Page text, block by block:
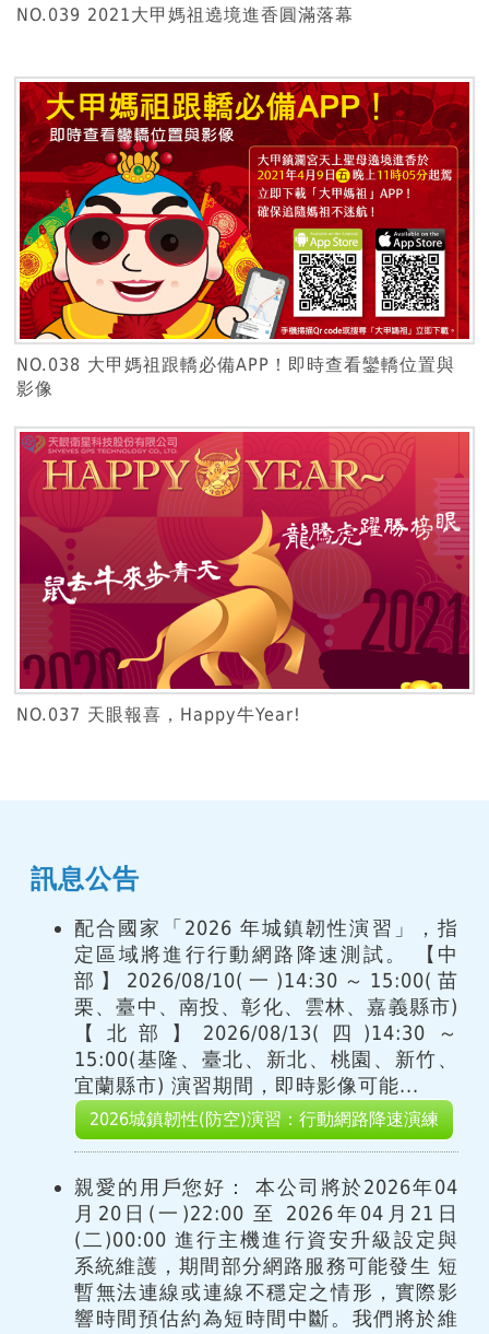
NO.039 2021大甲媽祖遶境進香圓滿落幕
NO.038 大甲媽祖跟轎必備APP！即時查看鑾轎位置與
影像
NO.037 天眼報喜，Happy牛Year!
訊息公告
配合國家「2026 年城鎮韌性演習」，指
定區域將進行行動網路降速測試。 【中
部】2026/08/10(一)14:30～15:00(苗
栗、臺中、南投、彰化、雲林、嘉義縣市)
【北部】2026/08/13(四)14:30～
15:00(基隆、臺北、新北、桃園、新竹、
宜蘭縣市) 演習期間，即時影像可能...
2026城鎮韌性(防空)演習：行動網路降速演練
親愛的用戶您好： 本公司將於2026年04
月20日(一)22:00 至 2026年04月21日
(二)00:00 進行主機進行資安升級設定與
系統維護，期間部分網路服務可能發生 短
暫無法連線或連線不穩定之情形，實際影
響時間預估約為短時間中斷。我們將於維